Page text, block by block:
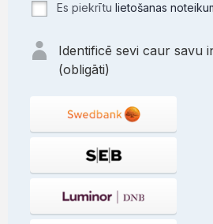
Es piekrītu lietošanas
Identificē sevi caur savu
(obligāti)